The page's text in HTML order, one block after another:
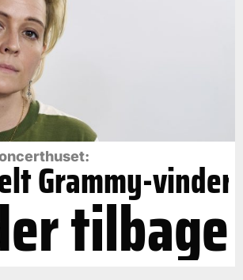
Grammy-vinder
tilbage